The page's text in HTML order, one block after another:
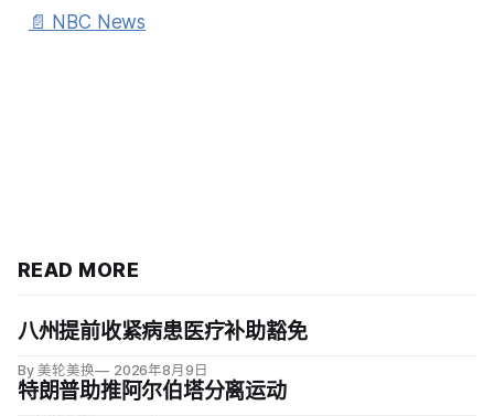
📄 NBC News
READ MORE
八州提前收紧病患医疗补助豁免
By 美轮美换 2026年8月9日
特朗普助推阿尔伯塔分离运动